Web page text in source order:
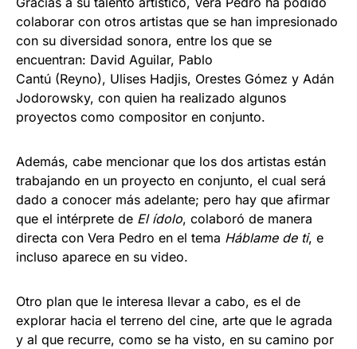
colaborar con otros artistas que se han impresionado
con su diversidad sonora, entre los que se
encuentran: David Aguilar, Pablo
Cantú (Reyno), Ulises Hadjis, Orestes Gómez y Adán
Jodorowsky, con quien ha realizado algunos
proyectos como compositor en conjunto.
Además, cabe mencionar que los dos artistas están
trabajando en un proyecto en conjunto, el cual será
dado a conocer más adelante; pero hay que afirmar
que el intérprete de El ídolo, colaboró de manera
directa con Vera Pedro en el tema Háblame de ti, e
incluso aparece en su video.
Otro plan que le interesa llevar a cabo, es el de
explorar hacia el terreno del cine, arte que le agrada
y al que recurre, como se ha visto, en su camino por